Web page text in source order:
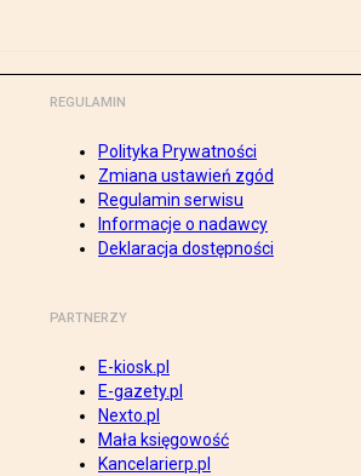
REGULAMIN
Polityka Prywatności
Zmiana ustawień zgód
Regulamin serwisu
Informacje o nadawcy
Deklaracja dostępności
PARTNERZY
E-kiosk.pl
E-gazety.pl
Nexto.pl
Mała księgowość
Kancelarierp.pl